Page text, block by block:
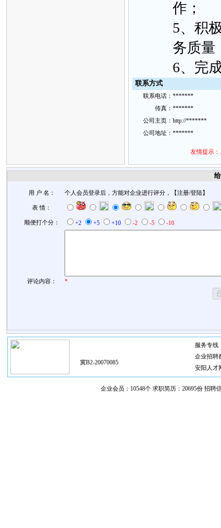
作；
5、积
务质量
6、完
联系方式
联系电话： *******
传真： *******
公司主页： http://*******
公司地址： *******
友情提示
用 户 名： 个人会员登录后，方能对企业进行评分，【注册/登陆】
表 情：
顺便打个分： +2 +5 +10 -2 -5 -10
评论内容： *